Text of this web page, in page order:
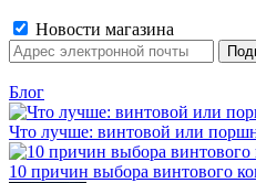
Новости магазина
Блог
Что лучше: винтовой или
10 причин выбора винтового